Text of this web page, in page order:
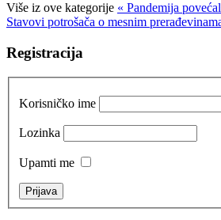
Više iz ove kategorije « Pandemija
Stavovi potrošača o mesnim
Registracija
Korisničko ime
Lozinka
Upamti me